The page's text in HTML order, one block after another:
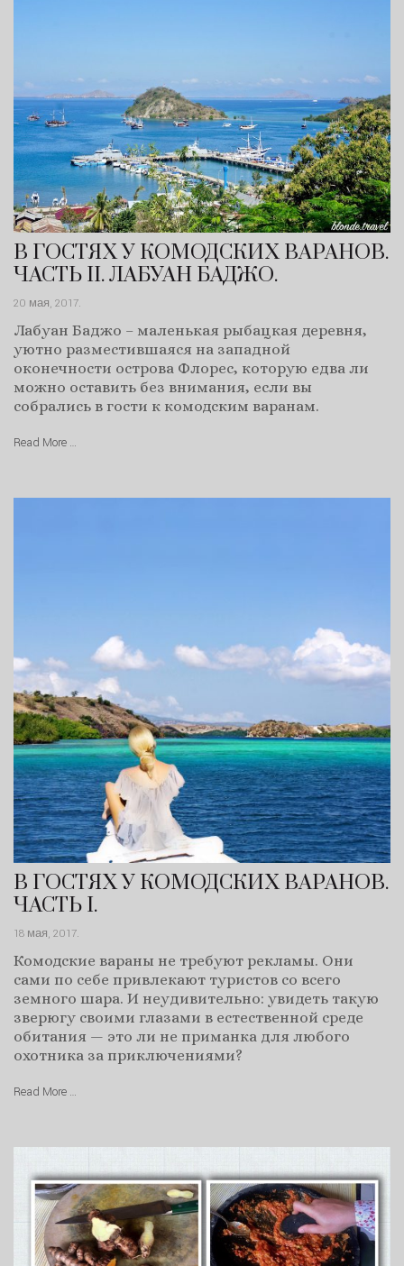
В ГОСТЯХ У КОМОДСКИХ ВАРАНОВ.
ЧАСТЬ II. ЛАБУАН БАДЖО.
20 мая, 2017.
Лабуан Баджо – маленькая рыбацкая деревня,
уютно разместившаяся на западной
оконечности острова Флорес, которую едва ли
можно оставить без внимания, если вы
собрались в гости к комодским варанам.
Read More …
В ГОСТЯХ У КОМОДСКИХ ВАРАНОВ.
ЧАСТЬ I.
18 мая, 2017.
Комодские вараны не требуют рекламы. Они
сами по себе привлекают туристов со всего
земного шара. И неудивительно: увидеть такую
зверюгу своими глазами в естественной среде
обитания — это ли не приманка для любого
охотника за приключениями?
Read More …